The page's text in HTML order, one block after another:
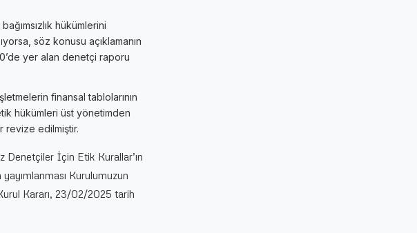
hükümlerini
söz konusu açıklamanın
yer alan denetçi raporu
finansal tablolarının
hükümleri üst yönetimden
revize edilmiştir.
Denetçiler İçin Etik Kurallar’ın
Kurulumuzun
Kararı, 23/02/2025 tarih